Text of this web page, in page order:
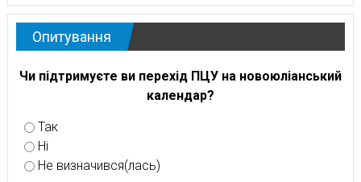
Опитування
Чи підтримуєте ви перехід ПЦУ на новоюліанський
календар?
Так
Ні
Не визначився(лась)